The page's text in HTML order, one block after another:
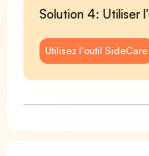
Solution 4: Utiliser
Utilisez l'outil SideCare